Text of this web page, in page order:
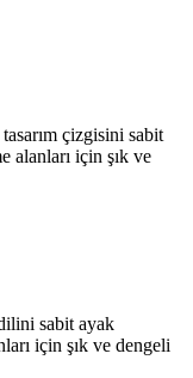
çizgisini sabit
alanları için şık ve
sabit ayak
için şık ve dengeli